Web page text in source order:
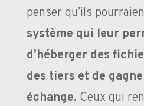
penser qu’ils
système qui leur
d’héberger des
des tiers et de
échange. Ceux qui